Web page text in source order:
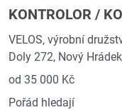
KONTROLOR /
VELOS, výrobní
Doly 272, Nový Hrádek
od 35 000 Kč
Pořád hledají